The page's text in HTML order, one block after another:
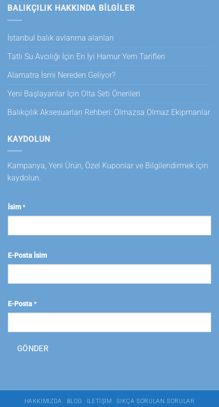
BALIKÇILIK HAKKINDA BILGILER
İstanbul balık avlanma alanları
Tatlı Su Avcılığı İçin En İyi Hamur Yem Tarifleri
Alamatra İsmi Nereden Geliyor?
Yeni Başlayanlar İçin Olta Seti Önerileri
Balıkçılık Aksesuarları Rehberi: Olmazsa Olmaz Ekipmanlar
KAYDOLUN
Kampanya, Yeni Ürün, Özel Kuponlar ve Bilgilendirmek için
kaydolun.
İsim*
E-Posta İsim
E-Posta*
GÖNDER
HAKKIMIZDA BLOG İLETIŞIM SIKÇA SORULAN SORULAR